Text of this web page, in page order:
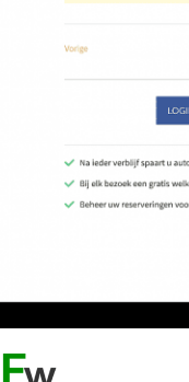
1: Wat zou jij veranderen aan